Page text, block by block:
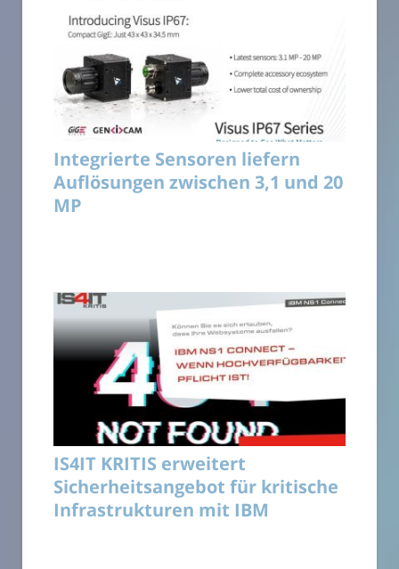
Integrierte Sensoren liefern
Auflösungen zwischen 3,1 und 20
MP
IS4IT KRITIS erweitert
Sicherheitsangebot für kritische
Infrastrukturen mit IBM